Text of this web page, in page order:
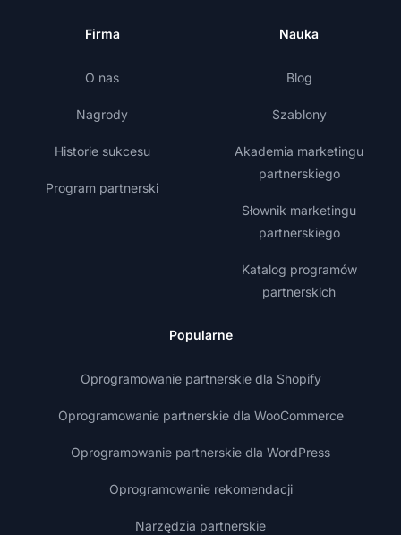
Firma
O nas
Nagrody
Historie sukcesu
Program partnerski
Nauka
Blog
Szablony
Akademia marketingu
partnerskiego
Słownik marketingu
partnerskiego
Katalog programów
partnerskich
Popularne
Oprogramowanie partnerskie dla Shopify
Oprogramowanie partnerskie dla WooCommerce
Oprogramowanie partnerskie dla WordPress
Oprogramowanie rekomendacji
Narzędzia partnerskie